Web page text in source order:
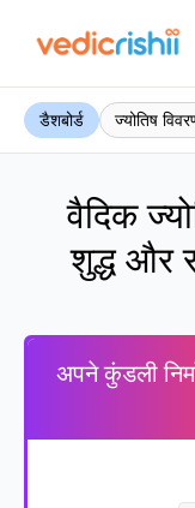
डैशबोर्ड ज्योतिष
वैदिक
शुद्ध और
अपने कुंडली